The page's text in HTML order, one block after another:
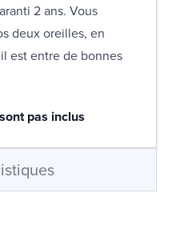
2 ans. Vous
deux oreilles, en
est entre de bonnes
pas inclus